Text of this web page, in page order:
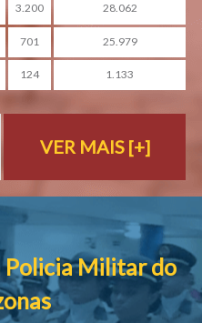
3.200 28.062
701 25.979
124 1.133
VER MAIS [+]
Militar do